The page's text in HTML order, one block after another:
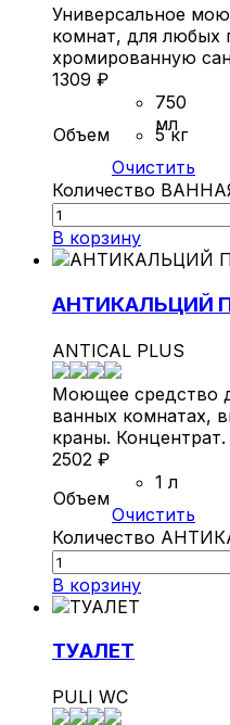
Универсальное
комнат, для любых
хромированную
1309 ₽
Объем
750
мл
5 кг
Очистить
Количество
В корзину
АНТИКАЛЬЦИЙ
ANTICAL PLUS
Моющее средство
ванных комнатах,
краны. Концентрат.
2502 ₽
Объем
1 л
Очистить
Количество
В корзину
ТУАЛЕТ
PULI WC